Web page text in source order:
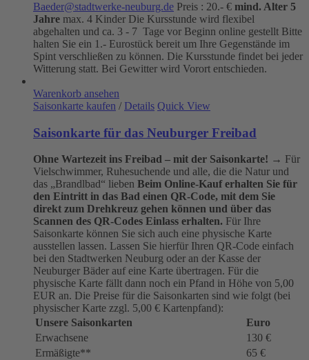
Baeder@stadtwerke-neuburg.de Preis : 20.- € mind. Alter 5
Jahre max. 4 Kinder Die Kursstunde wird flexibel
abgehalten und ca. 3 - 7 Tage vor Beginn online gestellt Bitte
halten Sie ein 1.- Eurostück bereit um Ihre Gegenstände im
Spint verschließen zu können. Die Kursstunde findet bei jeder
Witterung statt. Bei Gewitter wird Vorort entschieden.
Warenkorb ansehen
Saisonkarte kaufen / Details Quick View
Saisonkarte für das Neuburger Freibad
Ohne Wartezeit ins Freibad – mit der Saisonkarte! → Für
Vielschwimmer, Ruhesuchende und alle, die die Natur und
das „Brandlbad“ lieben Beim Online-Kauf erhalten Sie für
den Eintritt in das Bad einen QR-Code, mit dem Sie
direkt zum Drehkreuz gehen können und über das
Scannen des QR-Codes Einlass erhalten. Für Ihre
Saisonkarte können Sie sich auch eine physische Karte
ausstellen lassen. Lassen Sie hierfür Ihren QR-Code einfach
bei den Stadtwerken Neuburg oder an der Kasse der
Neuburger Bäder auf eine Karte übertragen. Für die
physische Karte fällt dann noch ein Pfand in Höhe von 5,00
EUR an. Die Preise für die Saisonkarten sind wie folgt (bei
physischer Karte zzgl. 5,00 € Kartenpfand):
Unsere Saisonkarten
Euro
Erwachsene
130 €
Ermäßigte**
65 €